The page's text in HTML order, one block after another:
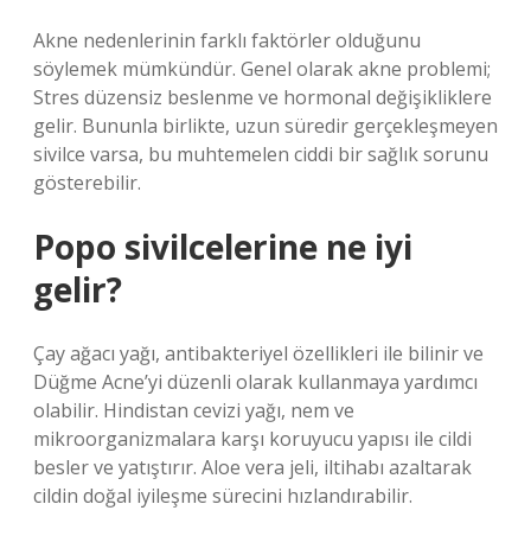
Akne nedenlerinin farklı faktörler olduğunu
söylemek mümkündür. Genel olarak akne problemi;
Stres düzensiz beslenme ve hormonal değişikliklere
gelir. Bununla birlikte, uzun süredir gerçekleşmeyen
sivilce varsa, bu muhtemelen ciddi bir sağlık sorunu
gösterebilir.
Popo sivilcelerine ne iyi
gelir?
Çay ağacı yağı, antibakteriyel özellikleri ile bilinir ve
Düğme Acne’yi düzenli olarak kullanmaya yardımcı
olabilir. Hindistan cevizi yağı, nem ve
mikroorganizmalara karşı koruyucu yapısı ile cildi
besler ve yatıştırır. Aloe vera jeli, iltihabı azaltarak
cildin doğal iyileşme sürecini hızlandırabilir.